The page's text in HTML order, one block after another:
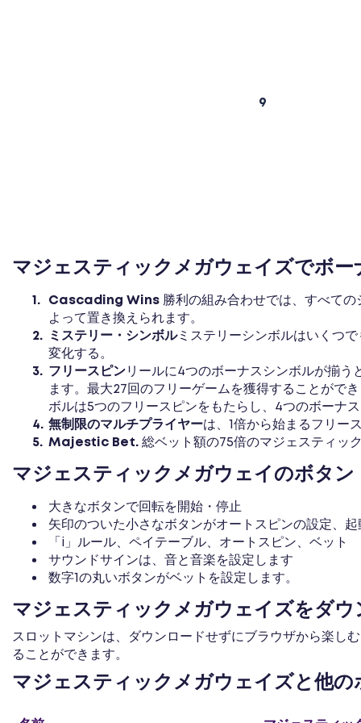
9
マジェスティックメガウェイズでボー
Cascading Wins 勝利の組み合わせでは、すべて
よって置き換えられます。
ミステリー・シンボルミステリーシンボルはいくつ
変化する。
フリースピン リールに4つのボーナスシンボルが揃う
ます。最大27回のフリーゲームを獲得することがで
ボルは5つのフリースピンをもたらし、4つのボーナ
無制限のマルチプライヤーは、1倍から始まるフリー
Majestic Bet. 総ベット額の75倍のマジェスティッ
マジェスティックメガウェイのボタン
大きなボタンで回転を開始・停止
矢印のついた小さなボタンがオートスピンの設定、
「i」ルール、ペイテーブル、オートスピン、ベット
サウンドサインは、音と音楽を設定します
数字1の丸いボタンがベットを設定します。
マジェスティックメガウェイズをダ
スロットマシンは、ダウンロードせずにブラウザから楽
ることができます。
マジェスティックメガウェイズと他の